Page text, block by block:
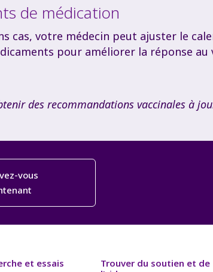
de médication
cas, votre médecin peut ajuster le
pour améliorer la réponse au
des recommandations vaccinales à
vous
et essais
Trouver du soutien et de